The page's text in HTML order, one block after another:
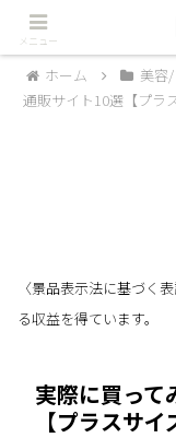
ホーム 美容
通販サイト10選【プラ
〈景品表示法に基づく
る収益を得ています。
実際に買って
【プラスサイ
メニュー